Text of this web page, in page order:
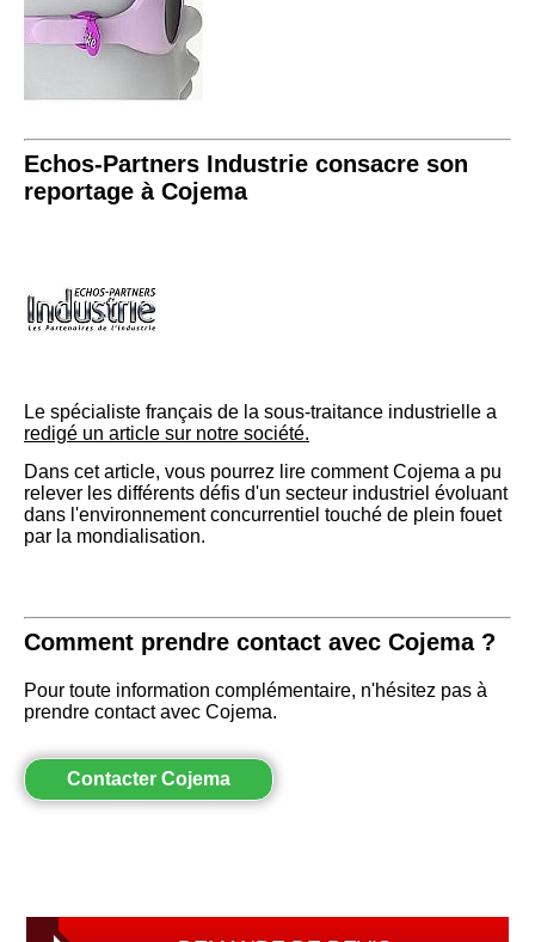
Echos-Partners Industrie consacre son
reportage à Cojema
Le spécialiste français de la sous-traitance industrielle a
redigé un article sur notre société.
Dans cet article, vous pourrez lire comment Cojema a pu
relever les différents défis d'un secteur industriel évoluant
dans l'environnement concurrentiel touché de plein fouet
par la mondialisation.
Comment prendre contact avec Cojema ?
Pour toute information complémentaire, n'hésitez pas à
prendre contact avec Cojema.
Contacter Cojema